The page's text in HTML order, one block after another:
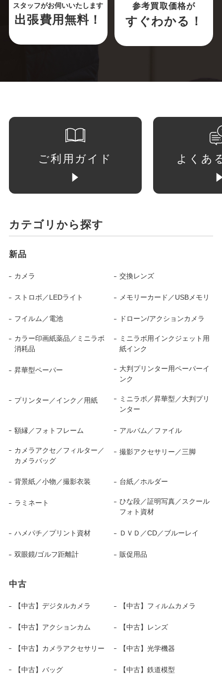
スタッフがお伺いいたします
出張費用無料！
参考買取価格が
すぐわかる！
ご利用ガイド よくあ
カテゴリから探す
新品
カメラ 交換レンズ
ストロボ／LEDライト メモリーカード／USBメモリ
フイルム／電池 ドローン/アクションカメラ
カラー印画紙薬品／ミニラボ
消耗品
ミニラボ用インクジェット用
紙インク
昇華型ペーパー
大判プリンター用ペーパーイ
ンク
プリンター／インク／用紙
ミニラボ／昇華型／大判プリ
ンター
額縁／フォトフレーム アルバム／ファイル
カメラアクセ／フィルター／
カメラバッグ
撮影アクセサリー／三脚
背景紙／小物／撮影衣装 台紙／ホルダー
ラミネート
ひな段／証明写真／スクール
フォト資材
ハメパチ／プリント資材 ＤＶＤ／CD／ブルーレイ
双眼鏡/ゴルフ距離計 販促用品
中古
【中古】デジタルカメラ 【中古】フィルムカメラ
【中古】アクションカム 【中古】レンズ
【中古】カメラアクセサリー 【中古】光学機器
【中古】バッグ 【中古】鉄道模型